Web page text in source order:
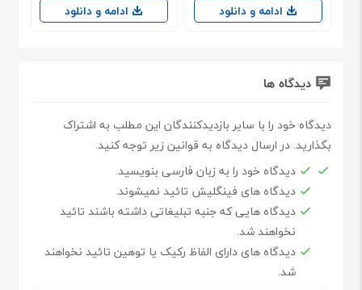
ادامه و دانلود ادامه و دانلود
دیدگاه ها
دیدگاه خود را با سایر بازدیدکنندگان این مطلب به اشتراک
بگذارید. در ارسال دیدگاه به قوانین زیر توجه کنید.
دیدگاه خود را به زبان فارسی بنویسید.
دیدگاه های فینگلیش تائید نمیشوند.
دیدگاه هایی که جنبه تبلیغاتی داشته باشند تائید
نخواهند شد.
دیدگاه های دارای الفاظ رکیک یا توهین تائید نخواهند
شد.